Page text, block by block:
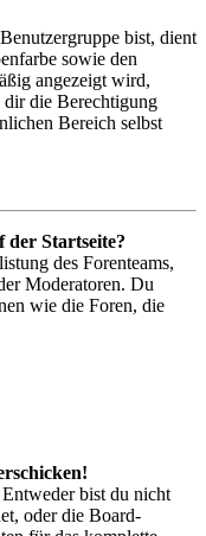
bist, dient
sowie den
angezeigt wird,
die Berechtigung
Bereich selbst
der Startseite?
des Forenteams,
Moderatoren. Du
wie die Foren, die
bist du nicht
oder die Board-